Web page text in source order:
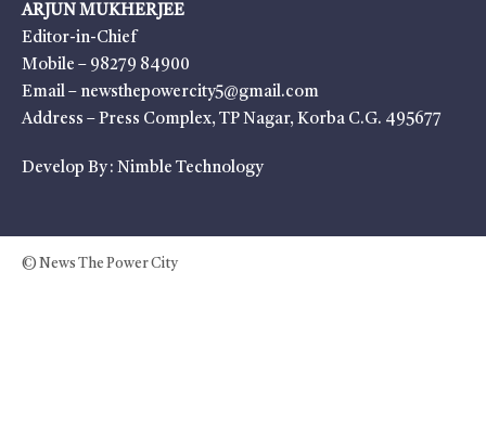
ARJUN MUKHERJEE
Editor-in-Chief
Mobile – 98279 84900
Email – newsthepowercity5@gmail.com
Address – Press Complex, TP Nagar, Korba C.G. 495677
Develop By : Nimble Technology
© News The Power City